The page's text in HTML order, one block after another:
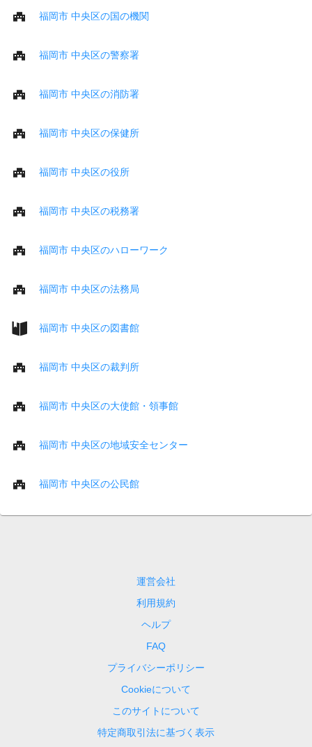
福岡市 中央区の国の機関
福岡市 中央区の警察署
福岡市 中央区の消防署
福岡市 中央区の保健所
福岡市 中央区の役所
福岡市 中央区の税務署
福岡市 中央区のハローワーク
福岡市 中央区の法務局
福岡市 中央区の図書館
福岡市 中央区の裁判所
福岡市 中央区の大使館・領事館
福岡市 中央区の地域安全センター
福岡市 中央区の公民館
運営会社
利用規約
ヘルプ
FAQ
プライバシーポリシー
Cookieについて
このサイトについて
特定商取引法に基づく表示